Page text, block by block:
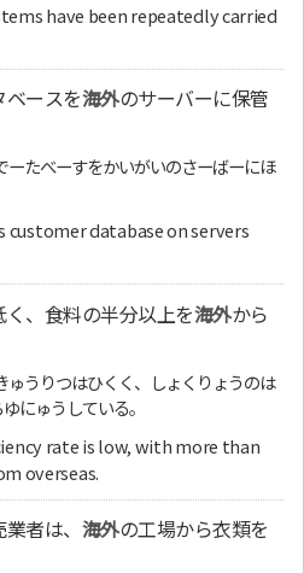
have been repeatedly carried
ベースを海外のサーバーに保管
ーたべーすをかいがいのさーばーにほ
customer database on servers
、食料の半分以上を海外から
ゅうりつはひくく、しょくりょうのは
にゅうしている。
rate is low, with more than
overseas.
者は、 海外の工場から衣類を